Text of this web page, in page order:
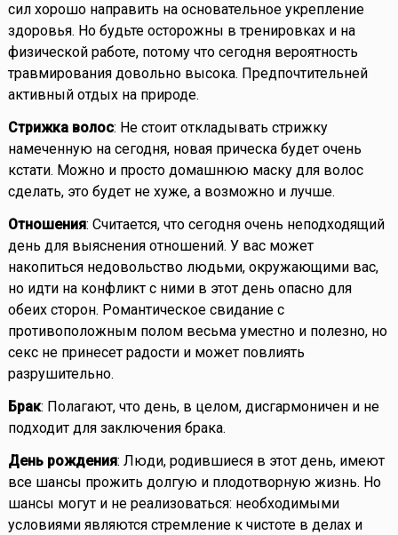
сил хорошо направить на основательное укрепление
здоровья. Но будьте осторожны в тренировках и на
физической работе, потому что сегодня вероятность
травмирования довольно высока. Предпочтительней
активный отдых на природе.
Стрижка волос: Не стоит откладывать стрижку
намеченную на сегодня, новая прическа будет очень
кстати. Можно и просто домашнюю маску для волос
сделать, это будет не хуже, а возможно и лучше.
Отношения: Считается, что сегодня очень неподходящий
день для выяснения отношений. У вас может
накопиться недовольство людьми, окружающими вас,
но идти на конфликт с ними в этот день опасно для
обеих сторон. Романтическое свидание с
противоположным полом весьма уместно и полезно, но
секс не принесет радости и может повлиять
разрушительно.
Брак: Полагают, что день, в целом, дисгармоничен и не
подходит для заключения брака.
День рождения: Люди, родившиеся в этот день, имеют
все шансы прожить долгую и плодотворную жизнь. Но
шансы могут и не реализоваться: необходимыми
условиями являются стремление к чистоте в делах и